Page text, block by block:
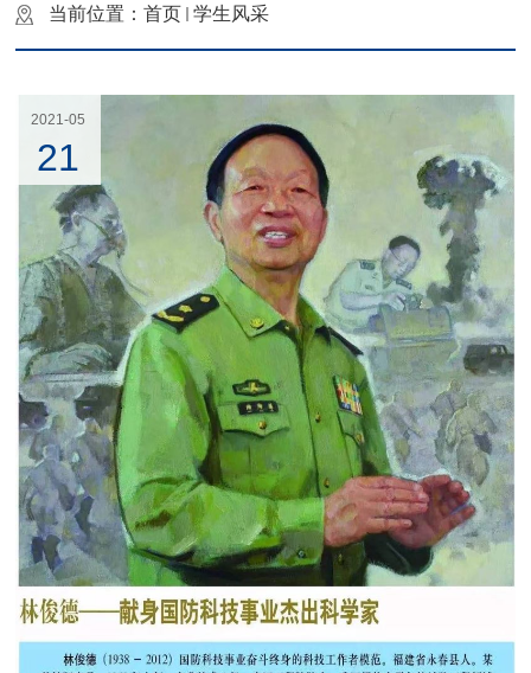
当前位置：首页 学生风采
2021-05
21